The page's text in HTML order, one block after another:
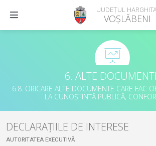
JUDEȚUL
VOȘLĂBENI
6. ALTE
6.8. ORICARE ALTE DOCUMENTE CARE FAC
LA CUNOȘTINȚĂ PUBLICĂ,
DECLARAȚIILE DE INTERESE
AUTORITATEA EXECUTIVĂ